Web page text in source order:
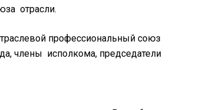
отрасли.
профессиональный союз
члены исполкома, председатели